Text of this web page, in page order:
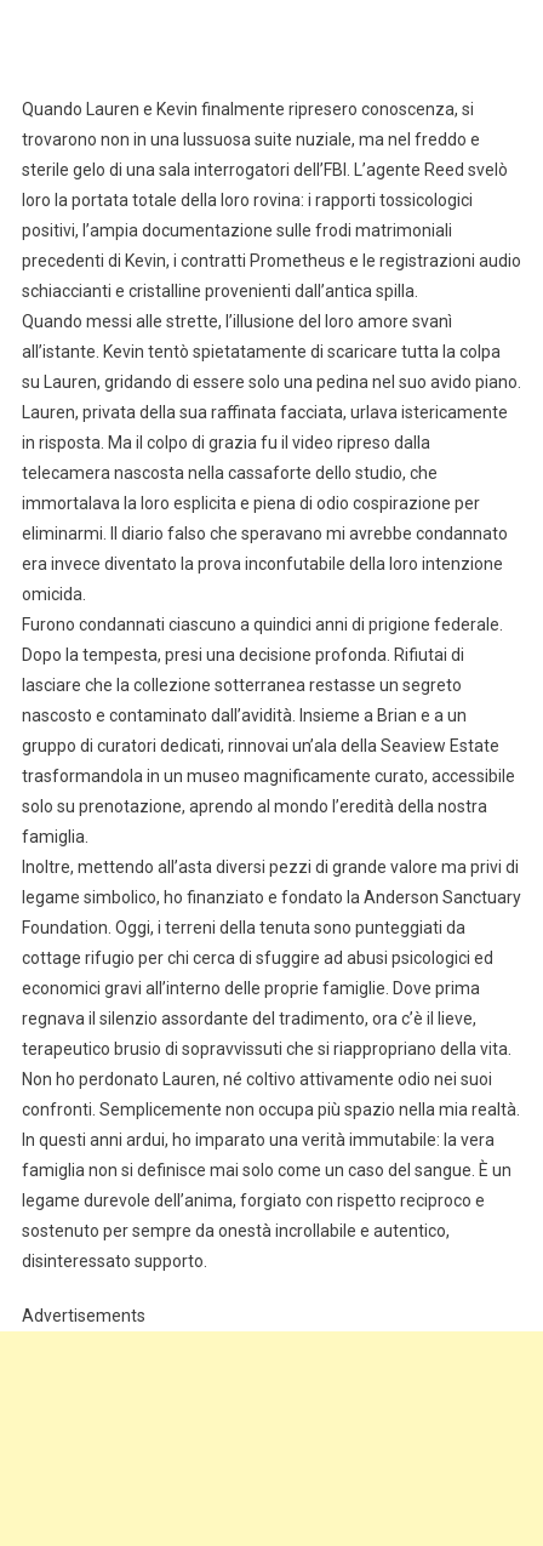
Quando Lauren e Kevin finalmente ripresero conoscenza, si
trovarono non in una lussuosa suite nuziale, ma nel freddo e
sterile gelo di una sala interrogatori dell’FBI. L’agente Reed svelò
loro la portata totale della loro rovina: i rapporti tossicologici
positivi, l’ampia documentazione sulle frodi matrimoniali
precedenti di Kevin, i contratti Prometheus e le registrazioni audio
schiaccianti e cristalline provenienti dall’antica spilla.
Quando messi alle strette, l’illusione del loro amore svanì
all’istante. Kevin tentò spietatamente di scaricare tutta la colpa
su Lauren, gridando di essere solo una pedina nel suo avido piano.
Lauren, privata della sua raffinata facciata, urlava istericamente
in risposta. Ma il colpo di grazia fu il video ripreso dalla
telecamera nascosta nella cassaforte dello studio, che
immortalava la loro esplicita e piena di odio cospirazione per
eliminarmi. Il diario falso che speravano mi avrebbe condannato
era invece diventato la prova inconfutabile della loro intenzione
omicida.
Furono condannati ciascuno a quindici anni di prigione federale.
Dopo la tempesta, presi una decisione profonda. Rifiutai di
lasciare che la collezione sotterranea restasse un segreto
nascosto e contaminato dall’avidità. Insieme a Brian e a un
gruppo di curatori dedicati, rinnovai un’ala della Seaview Estate
trasformandola in un museo magnificamente curato, accessibile
solo su prenotazione, aprendo al mondo l’eredità della nostra
famiglia.
Inoltre, mettendo all’asta diversi pezzi di grande valore ma privi di
legame simbolico, ho finanziato e fondato la Anderson Sanctuary
Foundation. Oggi, i terreni della tenuta sono punteggiati da
cottage rifugio per chi cerca di sfuggire ad abusi psicologici ed
economici gravi all’interno delle proprie famiglie. Dove prima
regnava il silenzio assordante del tradimento, ora c’è il lieve,
terapeutico brusio di sopravvissuti che si riappropriano della vita.
Non ho perdonato Lauren, né coltivo attivamente odio nei suoi
confronti. Semplicemente non occupa più spazio nella mia realtà.
In questi anni ardui, ho imparato una verità immutabile: la vera
famiglia non si definisce mai solo come un caso del sangue. È un
legame durevole dell’anima, forgiato con rispetto reciproco e
sostenuto per sempre da onestà incrollabile e autentico,
disinteressato supporto.
Advertisements